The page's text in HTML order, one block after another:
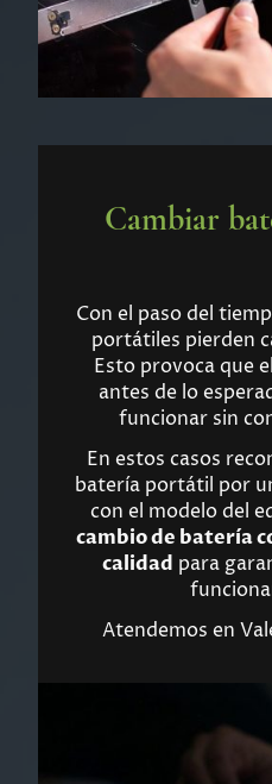
Cambiar
Con el paso del
portátiles pierden
Esto provoca que
antes de lo
funcionar sin
En estos casos
batería portátil por
con el modelo del
cambio de batería
calidad para
Atendemos en